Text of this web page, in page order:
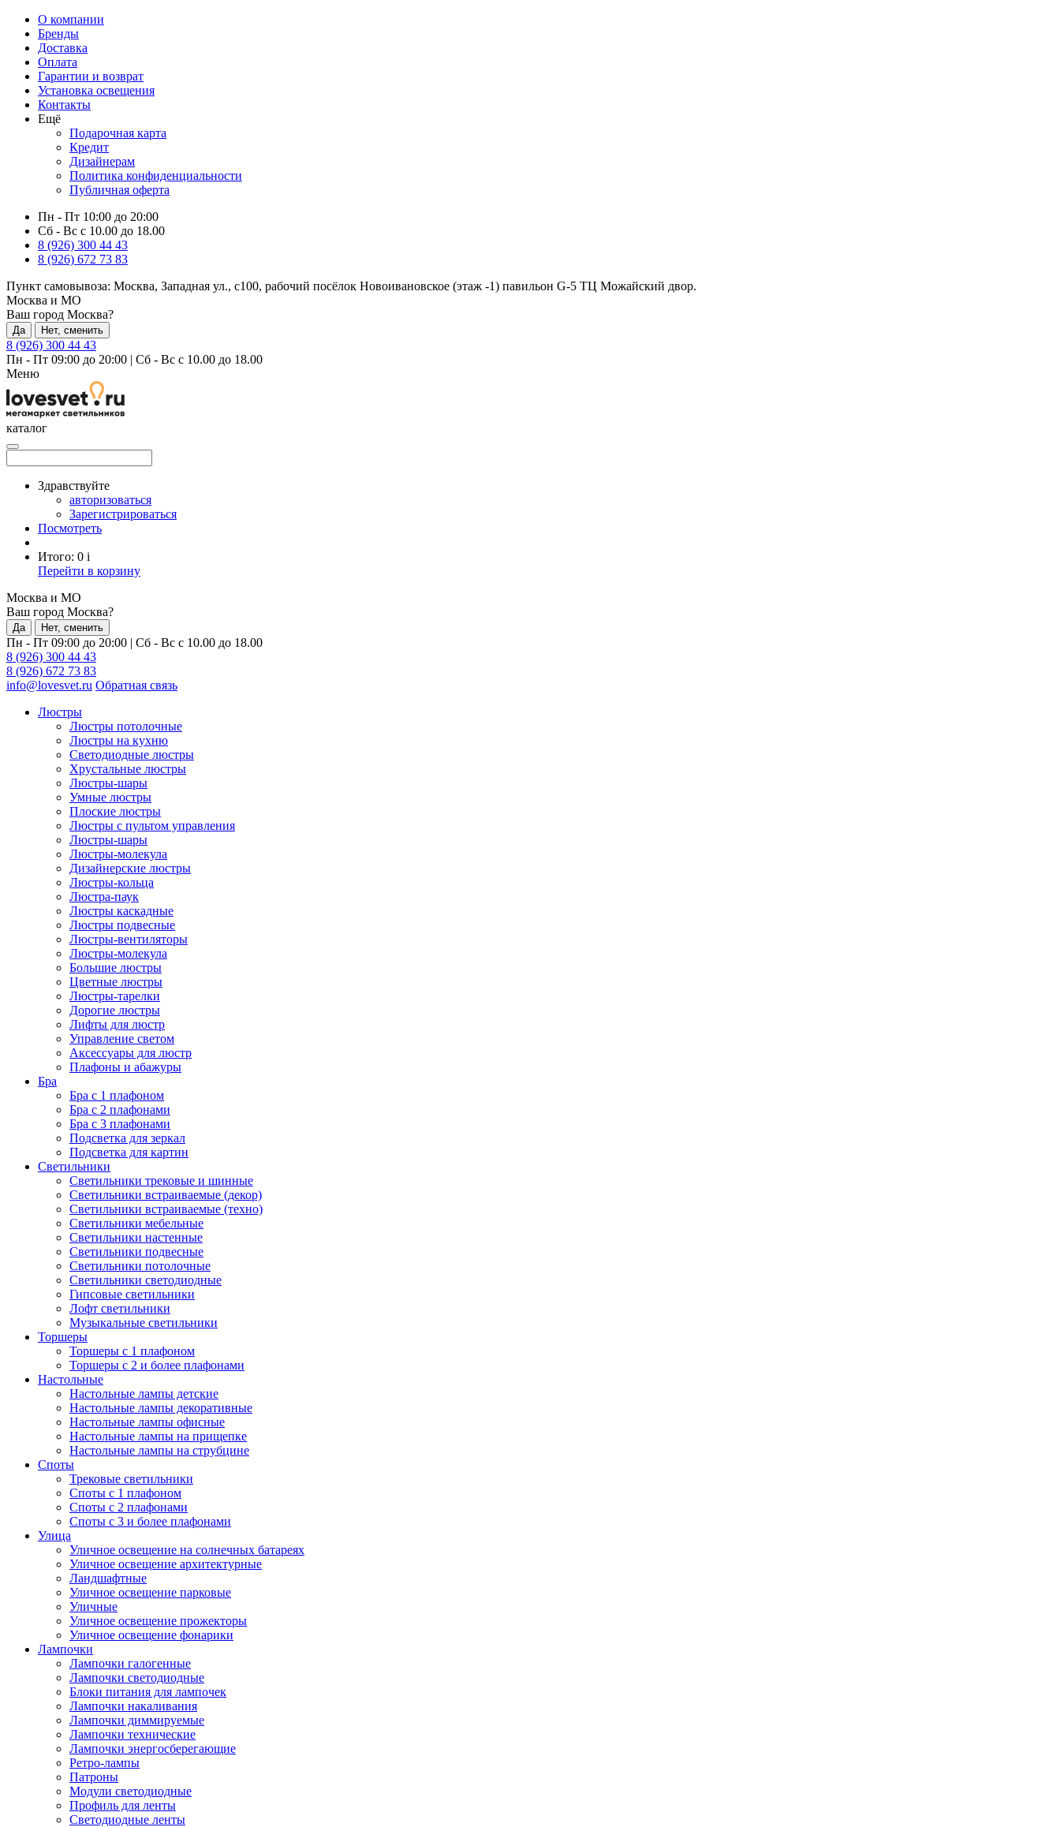
О компании
Бренды
Доставка
Оплата
Гарантии и возврат
Установка освещения
Контакты
Ещё
Подарочная карта
Кредит
Дизайнерам
Политика конфиденциальности
Публичная оферта
Пн - Пт 10:00 до 20:00
Сб - Вс с 10.00 до 18.00
8 (926) 300 44 43
8 (926) 672 73 83
Пункт самовывоза: Москва, Западная ул., с100, рабочий посёлок Новоивановское (этаж -1) павильон G-5 ТЦ Можайский двор.
Москва и МО
Ваш город Москва?
Да Нет, сменить
8 (926) 300 44 43
Пн - Пт 09:00 до 20:00 | Сб - Вс с 10.00 до 18.00
Меню
каталог
Здравствуйте
авторизоваться
Зарегистрироваться
Посмотреть
Итого: 0 i
Перейти в корзину
Москва и МО
Ваш город Москва?
Да Нет, сменить
Пн - Пт 09:00 до 20:00 | Сб - Вс с 10.00 до 18.00
8 (926) 300 44 43
8 (926) 672 73 83
info@lovesvet.ru Обратная связь
Люстры
Люстры потолочные
Люстры на кухню
Светодиодные люстры
Хрустальные люстры
Люстры-шары
Умные люстры
Плоские люстры
Люстры с пультом управления
Люстры-шары
Люстры-молекула
Дизайнерские люстры
Люстры-кольца
Люстра-паук
Люстры каскадные
Люстры подвесные
Люстры-вентиляторы
Люстры-молекула
Большие люстры
Цветные люстры
Люстры-тарелки
Дорогие люстры
Лифты для люстр
Управление светом
Аксессуары для люстр
Плафоны и абажуры
Бра
Бра с 1 плафоном
Бра с 2 плафонами
Бра с 3 плафонами
Подсветка для зеркал
Подсветка для картин
Светильники
Светильники трековые и шинные
Светильники встраиваемые (декор)
Светильники встраиваемые (техно)
Светильники мебельные
Светильники настенные
Светильники подвесные
Светильники потолочные
Светильники светодиодные
Гипсовые светильники
Лофт светильники
Музыкальные светильники
Торшеры
Торшеры с 1 плафоном
Торшеры с 2 и более плафонами
Настольные
Настольные лампы детские
Настольные лампы декоративные
Настольные лампы офисные
Настольные лампы на прищепке
Настольные лампы на струбцине
Споты
Трековые светильники
Споты с 1 плафоном
Споты с 2 плафонами
Споты с 3 и более плафонами
Улица
Уличное освещение на солнечных батареях
Уличное освещение архитектурные
Ландшафтные
Уличное освещение парковые
Уличные
Уличное освещение прожекторы
Уличное освещение фонарики
Лампочки
Лампочки галогенные
Лампочки светодиодные
Блоки питания для лампочек
Лампочки накаливания
Лампочки диммируемые
Лампочки технические
Лампочки энергосберегающие
Ретро-лампы
Патроны
Модули светодиодные
Профиль для ленты
Светодиодные ленты